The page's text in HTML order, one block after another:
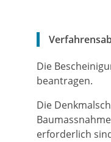
Die
beantragen.
Die
erforderlich